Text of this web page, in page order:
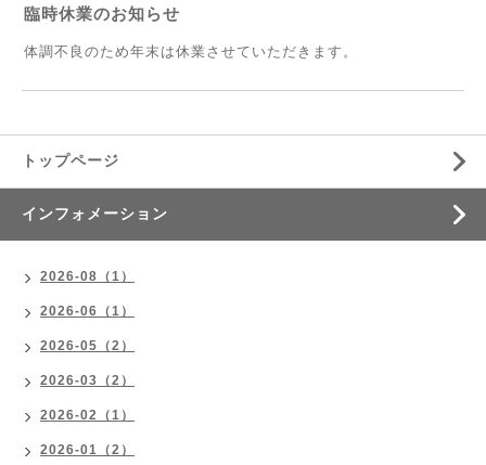
臨時休業のお知らせ
体調不良のため年末は休業させていただきます。
トップページ
インフォメーション
2026-08（1）
2026-06（1）
2026-05（2）
2026-03（2）
2026-02（1）
2026-01（2）